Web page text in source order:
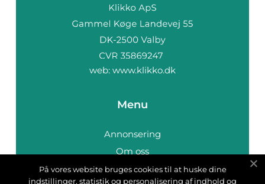
web: www.klikko.dk
Menu
Annonsering
Om oss
Cookies
På vores website bruges cookies til at huske dine
indstillinger, statistik og personalisering af indhold og